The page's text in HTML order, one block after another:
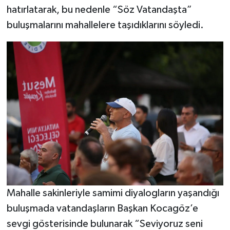
hatırlatarak, bu nedenle “Söz Vatandaşta”
buluşmalarını mahallelere taşıdıklarını söyledi.
Mahalle sakinleriyle samimi diyalogların yaşandığı
buluşmada vatandaşların Başkan Kocagöz’e
sevgi gösterisinde bulunarak “Seviyoruz seni